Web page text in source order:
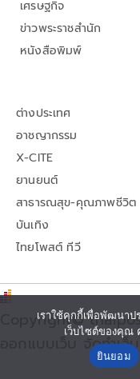
เศรษฐกิจ
ข่าวพระราชสำนัก
หนังสือพิมพ์
ต่างประเทศ
อาชญากรรม
X-CITE
ยานยนต์
สาธารณสุข-คุณภาพชีวิต
บันเทิง
ไทยโพสต์ ทีวี
Copyright©
ออกแบบเว็บ จัดทำเ
เราใช้คุกกี้เพื่อพัฒนา
เว็บไซต์ของคุณ
ยินยอม